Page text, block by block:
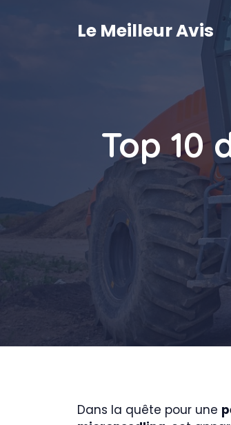
Le Meilleur Avis
Top 10
Dans la quête pour une